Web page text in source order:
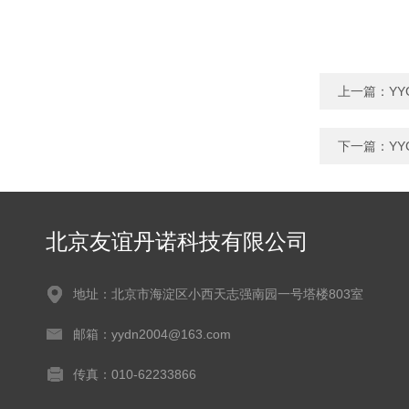
上一篇：
下一篇：
北京友谊丹诺科技有限公司
地址：北京市海淀区小西天志强南园一号塔楼803室
邮箱：yydn2004@163.com
传真：010-62233866